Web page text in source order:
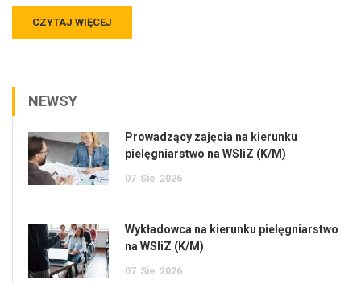
CZYTAJ WIĘCEJ
NEWSY
Prowadzący zajęcia na kierunku
pielęgniarstwo na WSIiZ (K/M)
07 Sie 2026
Wykładowca na kierunku pielęgniarstwo
na WSIiZ (K/M)
07 Sie 2026